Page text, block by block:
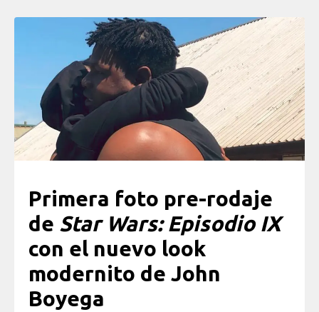
Primera foto pre-rodaje
de Star Wars: Episodio IX
con el nuevo look
modernito de John
Boyega